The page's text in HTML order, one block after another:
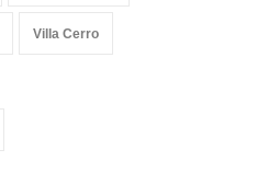
Villa Cerro